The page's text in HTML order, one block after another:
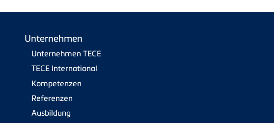
Unternehmen
Unternehmen TECE
TECE International
Kompetenzen
Referenzen
Ausbildung